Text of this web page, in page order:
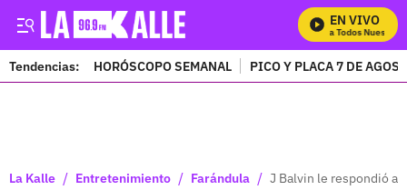
EN VIVO
Mira Todos Nuestros
Tendencias: HORÓSCOPO SEMANAL PICO Y PLACA 7 DE
La Kalle / Entretenimiento / Farándula / J Balvin le respondió a